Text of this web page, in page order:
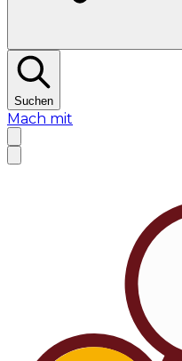
Suchen
Mach mit